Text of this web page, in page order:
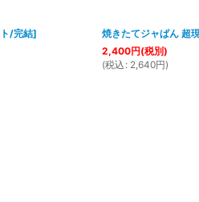
/完結]
焼きたてジャぱん 超
2,400円(税別)
(税込 : 2,640円)